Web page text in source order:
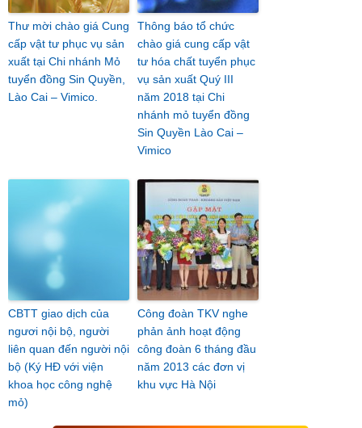
Thư mời chào giá Cung
cấp vật tư phục vụ sản
xuất tại Chi nhánh Mỏ
tuyển đồng Sin Quyền,
Lào Cai – Vimico.
Thông báo tổ chức
chào giá cung cấp vật
tư hóa chất tuyển phục
vụ sản xuất Quý III
năm 2018 tại Chi
nhánh mỏ tuyển đồng
Sin Quyền Lào Cai –
Vimico
CBTT giao dịch của
ngươi nội bộ, người
liên quan đến người nội
bộ (Ký HĐ với viện
khoa học công nghệ
mỏ)
Công đoàn TKV nghe
phản ảnh hoạt động
công đoàn 6 tháng đầu
năm 2013 các đơn vị
khu vực Hà Nội